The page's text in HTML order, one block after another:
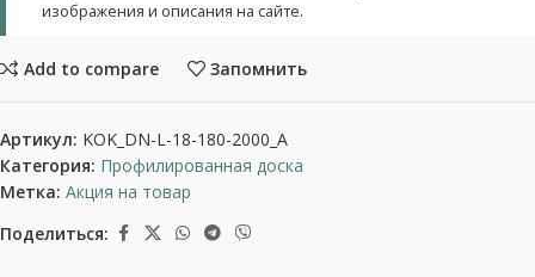
изображения и описания на сайте.
Add to compare Запомнить
Артикул: KOK_DN-L-18-180-2000_A
Категория: Профилированная доска
Метка: Акция на товар
Поделиться: